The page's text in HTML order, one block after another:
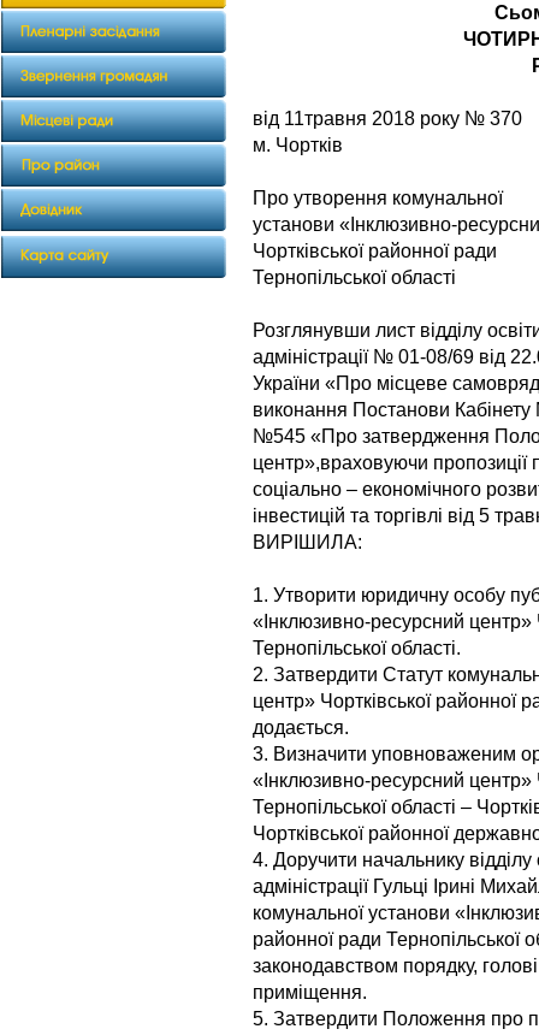
від 11травня 2018 року № 370
м. Чортків
Про утворення комунальної
установи «Інклюзивно-
Чортківської районної ради
Тернопільської області
Розглянувши лист відділу
адміністрації № 01-08/69 від
України «Про місцеве
виконання Постанови Кабінету
№545 «Про затвердження
центр»,враховуючи пропозиції
соціально – економічного
інвестицій та торгівлі від 5
ВИРІШИЛА:
1. Утворити юридичну особу
«Інклюзивно-ресурсний центр»
Тернопільської області.
2. Затвердити Статут
центр» Чортківської районної
додається.
3. Визначити уповноваженим
«Інклюзивно-ресурсний центр»
Тернопільської області –
Чортківської районної
4. Доручити начальнику відділу
адміністрації Гульці Ірині
комунальної установи
районної ради Тернопільської
законодавством порядку,
приміщення.
5. Затвердити Положення про